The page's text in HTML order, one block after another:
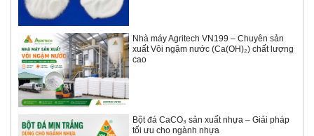
Nhà máy Agritech VN199 – Chuyên sản
xuất Vôi ngậm nước (Ca(OH)₂) chất lượng
cao
Bột đá CaCO₃ sản xuất nhựa – Giải pháp
tối ưu cho ngành nhựa